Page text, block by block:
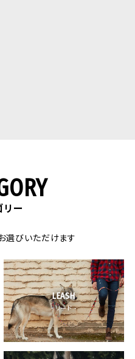
リー
選びいただけます
LEASH
- リード -